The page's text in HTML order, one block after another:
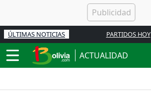
ÚLTIMAS NOTICIAS PARTIDOS HOY
ACTUALIDAD